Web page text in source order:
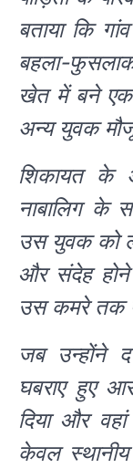
बताया कि
बहला-
खेत में बने एक
अन्य युवक
शिकायत के
नाबालिग के
उस युवक को
और संदेह होने
उस कमरे तक
जब उन्होंने
घबराए हुए
दिया और
केवल